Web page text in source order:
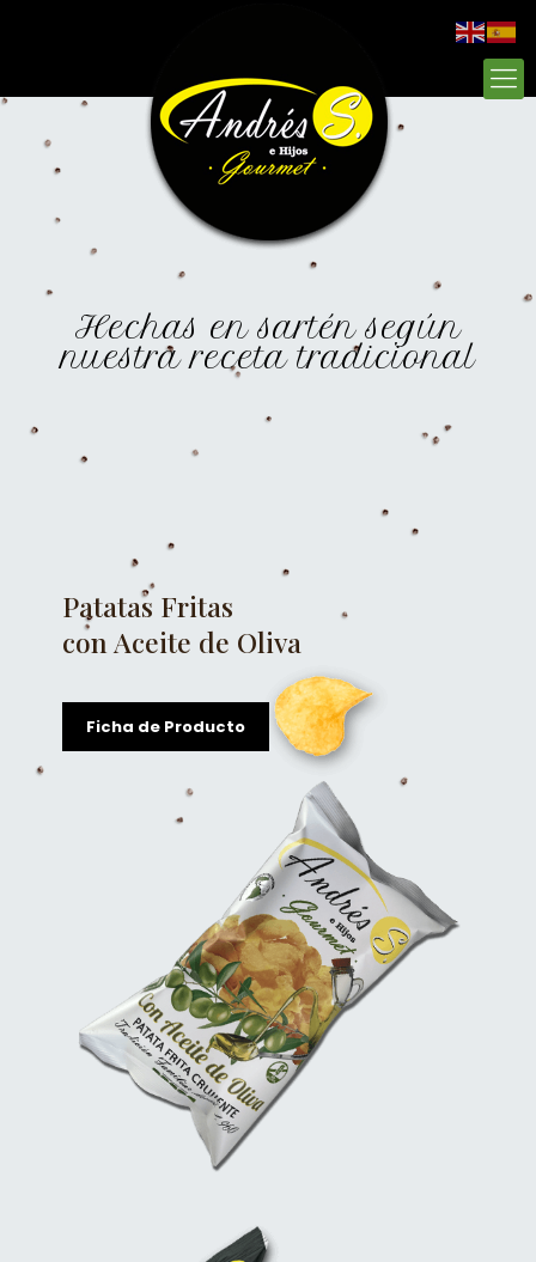
Hechas en sartén según
nuestra receta tradicional
Patatas Fritas
con Aceite de Oliva
Ficha de Producto